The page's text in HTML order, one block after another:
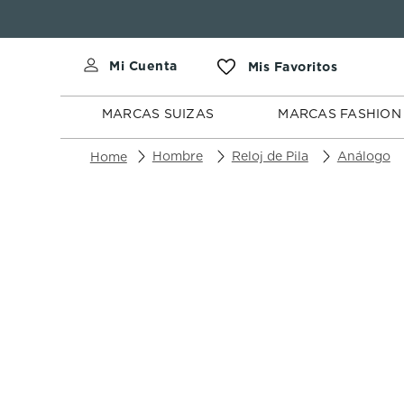
MARCAS SUIZAS MARCAS FASHION
SUIZAS
FASHION
Hombre Reloj de Pila Análogo